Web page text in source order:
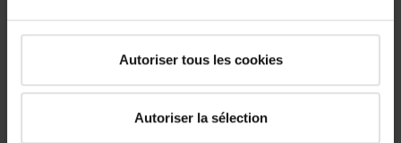
Autoriser tous les cookies
Autoriser la sélection
Une question ?
Appelez nous pour plus de renseignement. Notre expert, Luk
Servaes, se fera un plaisir de vous conseiller.